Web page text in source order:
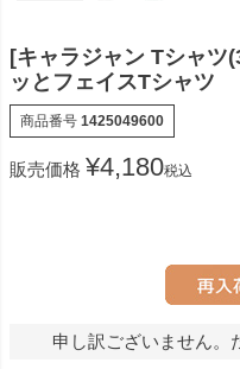
[キャラジャン Tシャツ
ッとフェイスTシャツ
商品番号 1425049600
販売価格 ¥4,180税込
申し訳ございません。